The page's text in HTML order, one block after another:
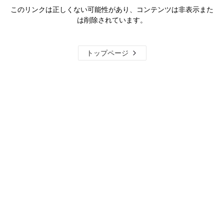
このリンクは正しくない可能性があり、コンテンツは非表示また
は削除されています。
トップページ